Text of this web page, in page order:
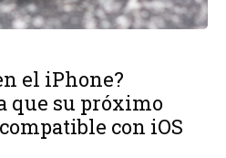
el iPhone?
que su próximo
con iOS